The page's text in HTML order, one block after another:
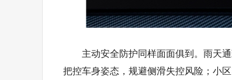
主动安全防护同样面面俱到。雨天
把控车身姿态，规避侧滑失控风险；小